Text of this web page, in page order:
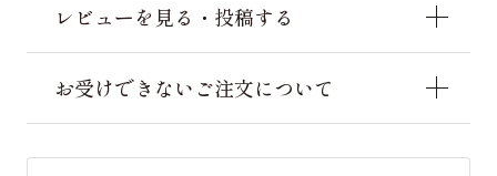
レビューを見る・投稿する
お受けできないご注文について